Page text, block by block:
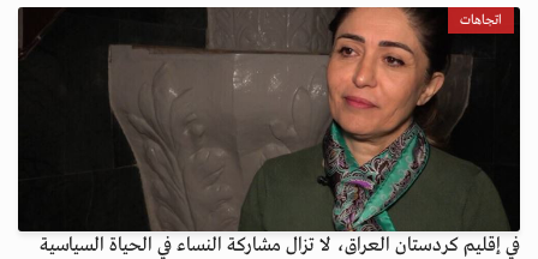
اتجاهات
في إقليم كردستان العراق، لا تزال مشاركة النساء في الحياة السياسية